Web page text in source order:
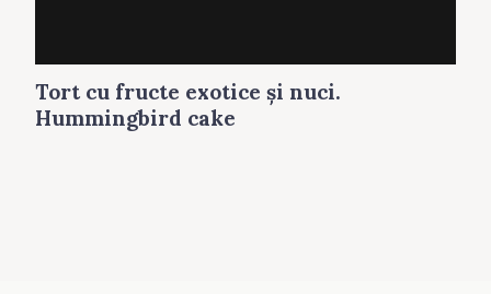
Tort cu fructe exotice şi nuci.
Hummingbird cake